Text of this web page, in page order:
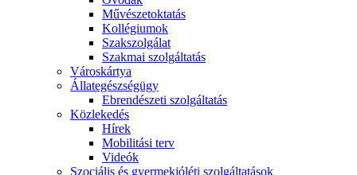
Művészetoktatás
Kollégiumok
Szakszolgálat
Szakmai szolgáltatás
Városkártya
Állategészségügy
Ebrendészeti szolgáltatás
Közlekedés
Hírek
Mobilitási terv
Videók
Szociális és gyermekjóléti szolgáltatások